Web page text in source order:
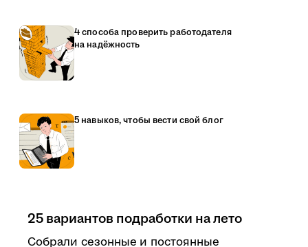
4 способа проверить работодателя
на надёжность
5 навыков, чтобы вести свой блог
25 вариантов подработки на лето
Собрали сезонные и постоянные